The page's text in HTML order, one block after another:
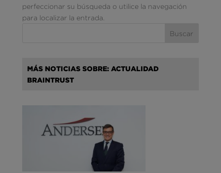
perfeccionar su búsqueda o utilice la navegación
para localizar la entrada.
MÁS NOTICIAS SOBRE: ACTUALIDAD
BRAINTRUST